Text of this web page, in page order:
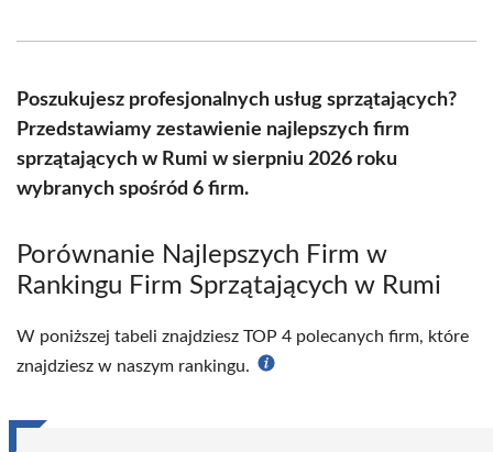
(Twitter)
Poszukujesz profesjonalnych usług sprzątających?
Przedstawiamy zestawienie najlepszych firm
sprzątających w Rumi w sierpniu 2026 roku
wybranych spośród 6 firm.
Porównanie Najlepszych Firm w
Rankingu Firm Sprzątających w Rumi
W poniższej tabeli znajdziesz TOP 4 polecanych firm, które
znajdziesz w naszym rankingu.